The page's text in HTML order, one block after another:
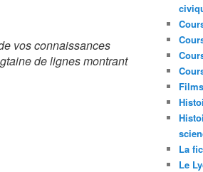
vos connaissances
de lignes montrant
Films
La
Le